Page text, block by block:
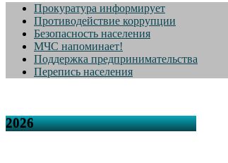
Прокуратура информирует
Противодействие коррупции
Безопасность населения
МЧС напоминает!
Поддержка предпринимательства
Перепись населения
2026